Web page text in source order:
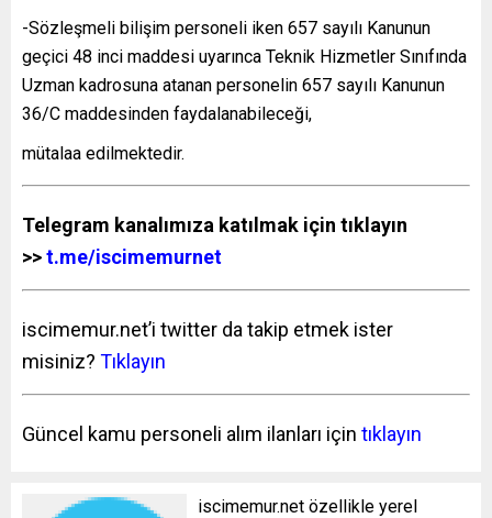
-Sözleşmeli bilişim personeli iken 657 sayılı Kanunun
geçici 48 inci maddesi uyarınca Teknik Hizmetler Sınıfında
Uzman kadrosuna atanan personelin 657 sayılı Kanunun
36/C maddesinden faydalanabileceği,
mütalaa edilmektedir.
Telegram kanalımıza katılmak için tıklayın
>>t.me/iscimemurnet
iscimemur.net’i twitter da takip etmek ister
misiniz? Tıklayın
Güncel kamu personeli alım ilanları için tıklayın
iscimemur.net özellikle yerel